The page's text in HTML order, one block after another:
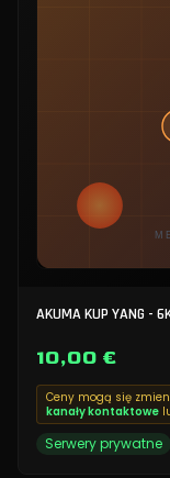
AKUMA KUP YANG -
10,00 €
Ceny mogą się
kanały kontaktowe
Serwery prywatne